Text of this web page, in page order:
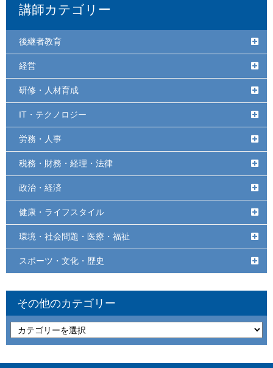
講師カテゴリー
後継者教育
経営
研修・人材育成
IT・テクノロジー
労務・人事
税務・財務・経理・法律
政治・経済
健康・ライフスタイル
環境・社会問題・医療・福祉
スポーツ・文化・歴史
その他のカテゴリー